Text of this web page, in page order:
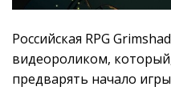
Российская RPG
видеороликом,
предварять начало